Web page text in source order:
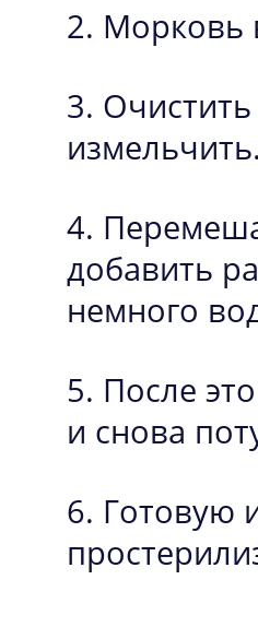
Морковь
добавить
немного
После
и снова
Готовую